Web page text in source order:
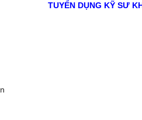
TUYỂN DỤNG KỸ SƯ